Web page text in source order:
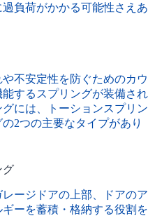
負荷がかかる可能性さえあ
不安定性を防ぐためのカウ
するスプリングが装備され
には、トーションスプリン
2つの主要なタイプがあり
グ
ージドアの上部、ドアのア
ーを蓄積・格納する役割を